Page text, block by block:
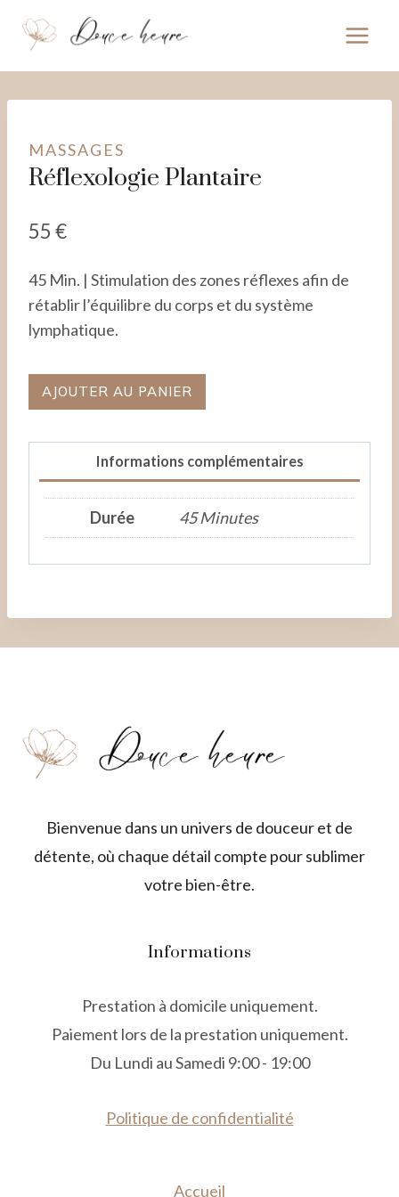
MASSAGES
Réflexologie Plantaire
55 €
45 Min. | Stimulation des zones réflexes afin de
rétablir l’équilibre du corps et du système
lymphatique.
quantité
de
AJOUTER AU PANIER
Informations complémentaires
Durée 45 Minutes
Bienvenue dans un univers de douceur et de
détente, où chaque détail compte pour sublimer
votre bien-être.
Informations
Prestation à domicile uniquement.
Paiement lors de la prestation uniquement.
Du Lundi au Samedi 9:00 - 19:00
Politique de confidentialité
Accueil